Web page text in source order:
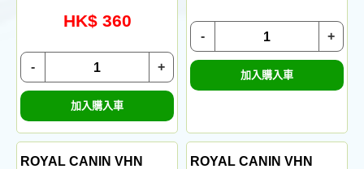
HK$ 360
+
-
加入購入車
+
-
加入購入車
ROYAL CANIN VHN
ROYAL CANIN VHN